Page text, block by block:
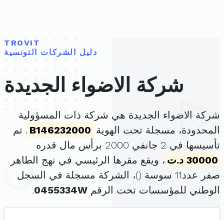
TROVIT
دليل الشركات التونسية
شركة الاضواء الجديدة
شركة الاضواء الجديدة هي شركة ذات المسؤولية
المحدودة، مسجلة تحت الهوية B146232000 . تم
تأسيسها في 2 جانفي 2000 برأس مال قدره
30000 د.ت
، ويقع مقرها الرئيسي في نهج الطاهر
صفر عدد11 سوسة (
)، الشركة مسجلة في السجل
الوطني للمؤسسات تحت الرقم 0455334W
.